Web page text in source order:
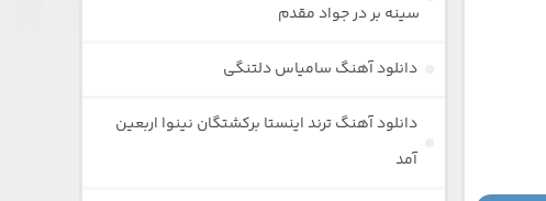
سینه بر در جواد مقدم
دانلود آهنگ سامیاس دلتنگی
دانلود آهنگ ترند اینستا برکشتگان نینوا اربعین
آمد